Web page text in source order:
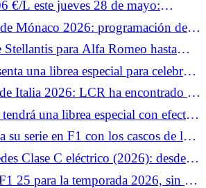
€/L este jueves 28 de mayo:
se puede pagar menos de 2,10
Mónaco 2026: programación de
Stellantis para Alfa Romeo hasta
del Giuletta y un nuevo SUV
una librea especial para celebrar
Premio en la F1.
Italia 2026: LCR ha encontrado el
Zarco, el equipo recurre a un
una librea especial con efecto
su serie en F1 con los cascos de los
Clase C eléctrico (2026): desde
¿precios elevados?
25 para la temporada 2026, sin F1